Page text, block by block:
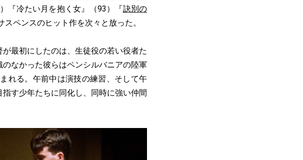
『冷たい月を抱く女』（93）『訣別の
スペンスのヒット作を次々と放った。
最初にしたのは、生徒役の若い役者た
なかった彼らはペンシルバニアの陸軍
れる。午前中は演技の練習、そして午
す少年たちに同化し、同時に強い仲間